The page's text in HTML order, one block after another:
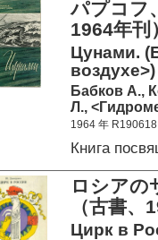
パプコ
1964年刊
Цунами.
воздухе>)
Бабков А.,
Л.,
1964 年 R190618
Книга
ロシア
（古書、
Цирк в